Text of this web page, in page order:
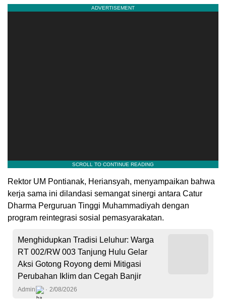
Rektor UM Pontianak, Heriansyah, menyampaikan bahwa
kerja sama ini dilandasi semangat sinergi antara Catur
Dharma Perguruan Tinggi Muhammadiyah dengan
program reintegrasi sosial pemasyarakatan.
Menghidupkan Tradisi Leluhur: Warga
RT 002/RW 003 Tanjung Hulu Gelar
Aksi Gotong Royong demi Mitigasi
Perubahan Iklim dan Cegah Banjir
Admin 2/08/2026